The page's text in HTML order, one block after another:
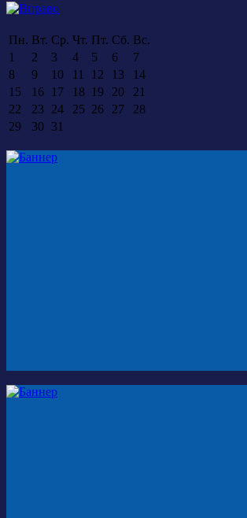
Пн. Вт. Ср. Чт. Пт. Сб. Вс.
1
2 3 4 5 6
7
8
9 10 11 12 13
14
15
16 17 18 19 20
21
22
23 24 25 26 27
28
29
30 31